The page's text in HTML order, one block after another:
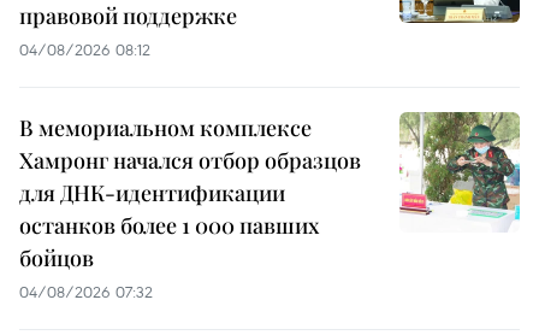
правовой поддержке
04/08/2026 08:12
В мемориальном комплексе
Хамронг начался отбор образцов
для ДНК-идентификации
останков более 1 000 павших
бойцов
04/08/2026 07:32